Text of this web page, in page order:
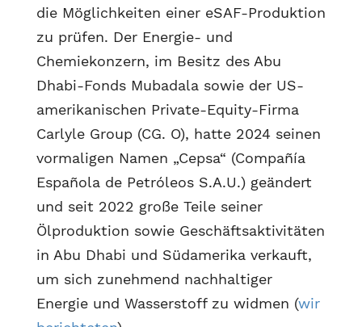
die Möglichkeiten einer eSAF-Produktion
zu prüfen. Der Energie- und
Chemiekonzern, im Besitz des Abu
Dhabi-Fonds Mubadala sowie der US-
amerikanischen Private-Equity-Firma
Carlyle Group (CG. O), hatte 2024 seinen
vormaligen Namen „Cepsa“ (Compañía
Española de Petróleos S.A.U.) geändert
und seit 2022 große Teile seiner
Ölproduktion sowie Geschäftsaktivitäten
in Abu Dhabi und Südamerika verkauft,
um sich zunehmend nachhaltiger
Energie und Wasserstoff zu widmen (wir